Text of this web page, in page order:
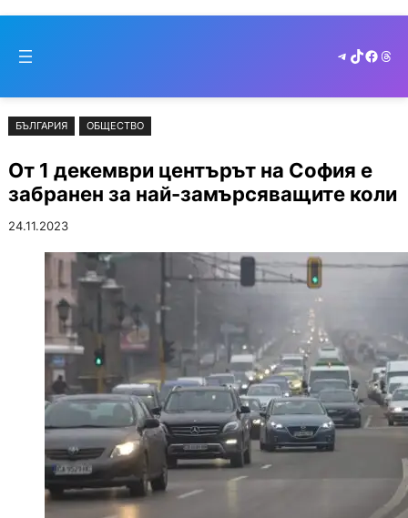
съдържанието
to
Telegram
TikTok
БЪЛГАРИЯ ОБЩЕСТВО
От 1 декември центърът на София е
забранен за най-замърсяващите коли
24.11.2023